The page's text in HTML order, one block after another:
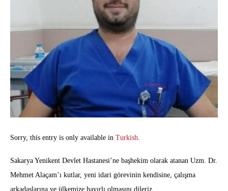
Sorry, this entry is only available in Turkish.
Sakarya Yenikent Devlet Hastanesi’ne başhekim olarak atanan Uzm. Dr.
Mehmet Alaçam’ı kutlar, yeni idari görevinin kendisine, çalışma
arkadaşlarına ve ülkemize hayırlı olmasını dileriz.